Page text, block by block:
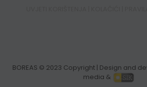
BOREAS © 2023 Copyright | Design and
media &